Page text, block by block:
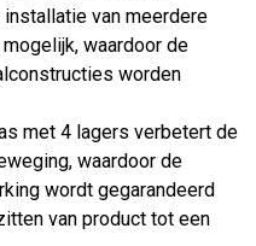
van meerdere
waardoor de
worden
met 4 lagers verbetert de
waardoor de
wordt gegarandeerd
van product tot een